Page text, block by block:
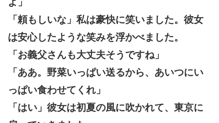
「頼もしいな」私は豪快に笑いました。彼女
は安心したような笑みを浮かべました。
「お義父さんも大丈夫そうですね」
「ああ。野菜いっぱい送るから、あいつにい
っぱい食わせてくれ」
「はい」彼女は初夏の風に吹かれて、東京に